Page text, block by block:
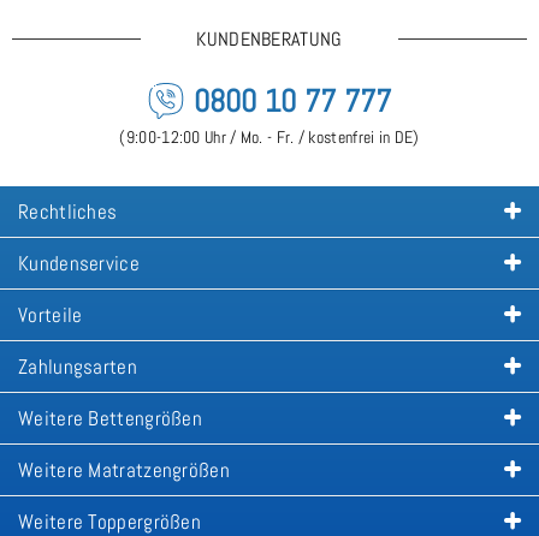
KUNDENBERATUNG
0800 10 77 777
(9:00-12:00 Uhr / Mo. - Fr. / kostenfrei in DE)
Rechtliches
Kundenservice
Vorteile
Zahlungsarten
Weitere Bettengrößen
Weitere Matratzengrößen
Weitere Toppergrößen